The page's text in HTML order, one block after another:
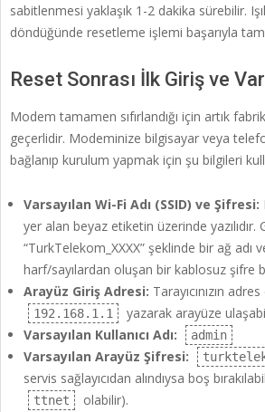
sabitlenmesi yaklaşık 1-2 dakika sürebilir.
döndüğünde resetleme işlemi başarıyla
Reset Sonrası İlk Giriş ve
Modem tamamen sıfırlandığı için artık
geçerlidir. Modeminize bilgisayar veya
bağlanıp kurulum yapmak için şu bilgileri
Varsayılan Wi-Fi Adı (SSID) ve Şifresi:
yer alan beyaz etiketin üzerinde yazılıdır.
“TurkTelekom_XXXX” şeklinde bir ağ adı
harf/sayılardan oluşan bir kablosuz şifre
Arayüz Giriş Adresi: Tarayıcınızın
192.168.1.1
yazarak arayüze
Varsayılan Kullanıcı Adı:
admin
Varsayılan Arayüz Şifresi:
servis sağlayıcıdan alındıysa boş
ttnet olabilir).